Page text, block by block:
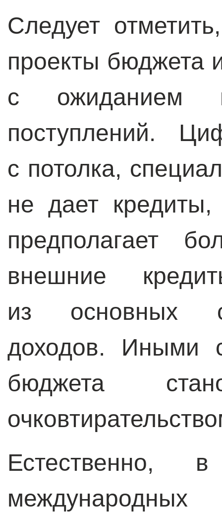
Следует
проекты бюджета
с ожиданием
поступлений.
с потолка,
не дает
предполагает
внешние
из основных
доходов. Иными
бюджета